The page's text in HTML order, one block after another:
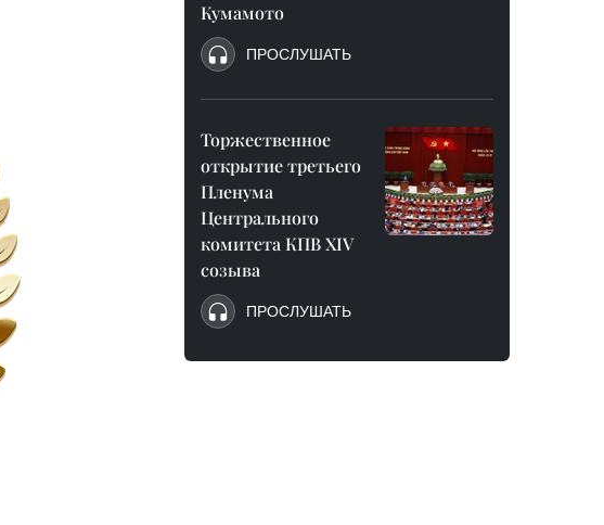
Кумамото
ПРОСЛУШАТЬ
Торжественное
открытие третьего
Пленума
Центрального
комитета КПВ XIV
созыва
ПРОСЛУШАТЬ